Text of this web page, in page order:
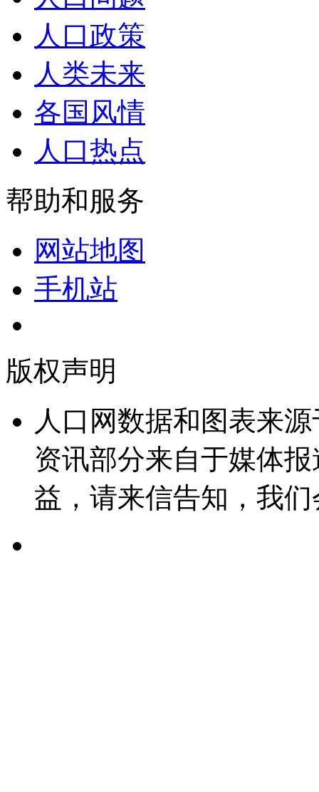
人口政策
人类未来
各国风情
人口热点
帮助和服务
网站地图
手机站
版权声明
人口网数据和图表来
资讯部分来自于媒体
益，请来信告知，我